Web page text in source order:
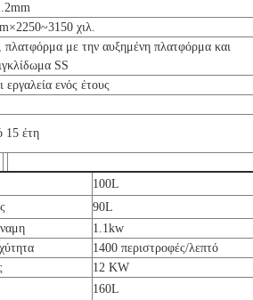
χιλ.
πλατφόρμα με την αυξημένη πλατφόρμα και
SS
εργαλεία ενός έτους
15 έτη
100L
90L
1.1kw
1400 περιστροφές/λεπτό
12 KW
160L